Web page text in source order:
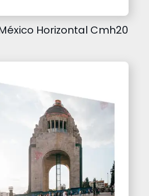
Horizontal Cmh20